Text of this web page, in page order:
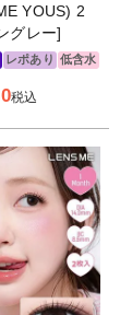
YOUS) 2
グレー]
レポあり 低含水
税込